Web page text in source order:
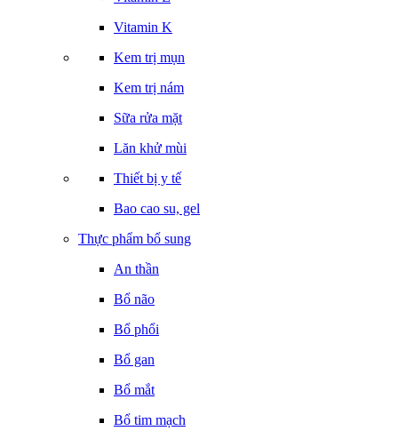
Vitamin K
Kem trị mụn
Kem trị nám
Sữa rửa mặt
Lăn khử mùi
Thiết bị y tế
Bao cao su, gel
Thực phẩm bổ sung
An thần
Bổ não
Bổ phổi
Bổ gan
Bổ mắt
Bổ tim mạch